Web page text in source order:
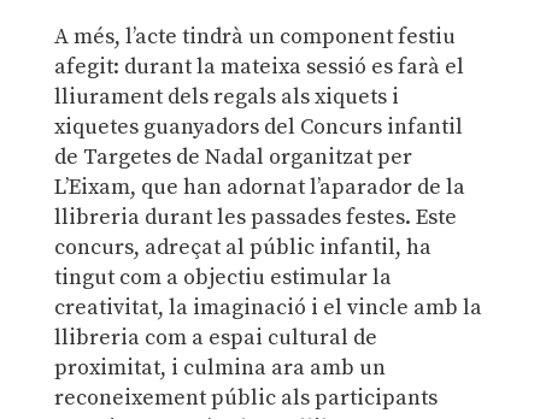
A més, l’acte tindrà un component festiu
afegit: durant la mateixa sessió es farà el
lliurament dels regals als xiquets i
xiquetes guanyadors del Concurs infantil
de Targetes de Nadal organitzat per
L’Eixam, que han adornat l’aparador de la
llibreria durant les passades festes. Este
concurs, adreçat al públic infantil, ha
tingut com a objectiu estimular la
creativitat, la imaginació i el vincle amb la
llibreria com a espai cultural de
proximitat, i culmina ara amb un
reconeixement públic als participants